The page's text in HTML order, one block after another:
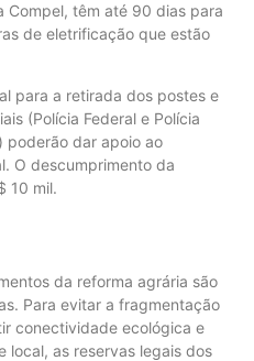
Compel, têm até 90 dias para
de eletrificação que estão
para a retirada dos postes e
(Polícia Federal e Polícia
poderão dar apoio ao
O descumprimento da
10 mil.
da reforma agrária são
Para evitar a fragmentação
conectividade ecológica e
local, as reservas legais dos